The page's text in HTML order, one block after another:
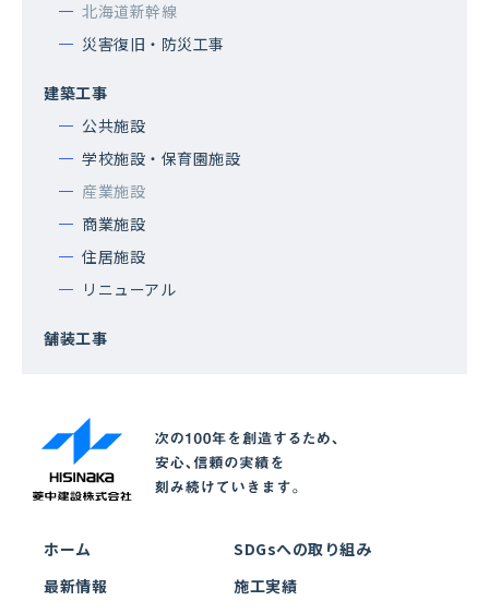
北海道新幹線
災害復旧・防災工事
建築工事
公共施設
学校施設・保育園施設
産業施設
商業施設
住居施設
リニューアル
舗装工事
ホーム
最新情報
SDGsへの取り組み
施工実績